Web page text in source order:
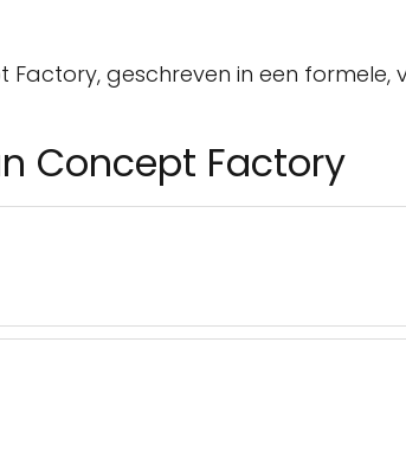
Factory, geschreven in een
Concept Factory